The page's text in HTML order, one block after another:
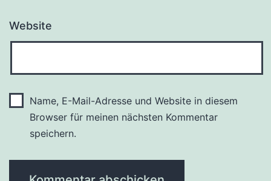
Website
Name, E-Mail-Adresse und Website in diesem
Browser für meinen nächsten Kommentar
speichern.